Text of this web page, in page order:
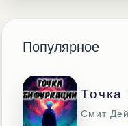
Популярное
Смит